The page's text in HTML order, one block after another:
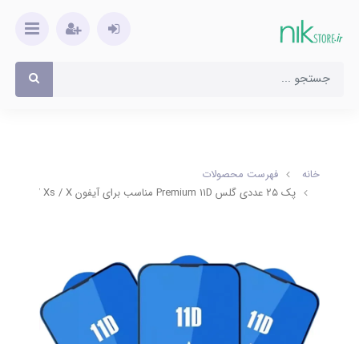
خانه
فهرست محصولات
پک ۲۵ عددی گلس Premium 11D مناسب برای آیفون 11Pro / Xs / X